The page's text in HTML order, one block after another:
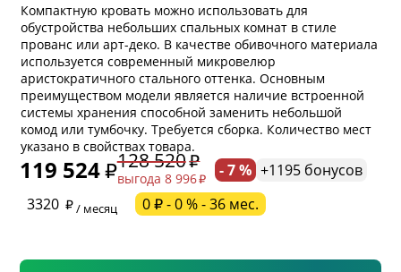
Компактную кровать можно использовать для
обустройства небольших спальных комнат в стиле
прованс или арт-деко. В качестве обивочного материала
используется современный микровелюр
аристократичного стального оттенка. Основным
преимуществом модели является наличие встроенной
системы хранения способной заменить небольшой
комод или тумбочку. Требуется сборка. Количество мест
указано в свойствах товара.
119 524 128 520
выгода 8 996 - 7 % +1195 бонусов
3320
/ месяц 0 ₽ - 0 % - 36 мес.
* обязательное поле
* необязательное поле